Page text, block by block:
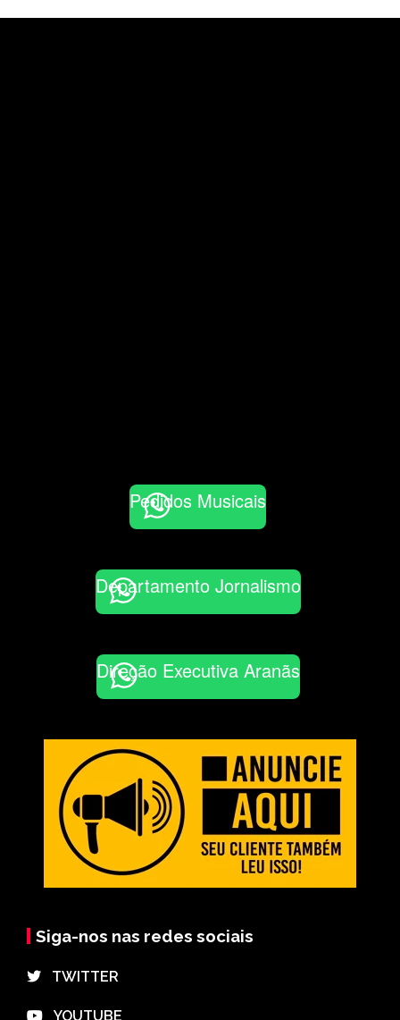
Pedidos Musicais
Departamento Jornalismo
Direção Executiva Aranãs
Siga-nos nas redes sociais
⠀TWITTER
⠀YOUTUBE